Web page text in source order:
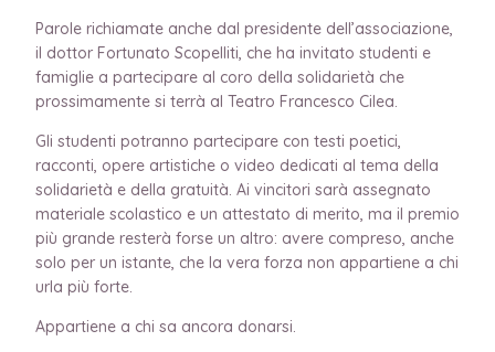
Parole richiamate anche dal presidente dell’associazione,
il dottor Fortunato Scopelliti, che ha invitato studenti e
famiglie a partecipare al coro della solidarietà che
prossimamente si terrà al Teatro Francesco Cilea.
Gli studenti potranno partecipare con testi poetici,
racconti, opere artistiche o video dedicati al tema della
solidarietà e della gratuità. Ai vincitori sarà assegnato
materiale scolastico e un attestato di merito, ma il premio
più grande resterà forse un altro: avere compreso, anche
solo per un istante, che la vera forza non appartiene a chi
urla più forte.
Appartiene a chi sa ancora donarsi.